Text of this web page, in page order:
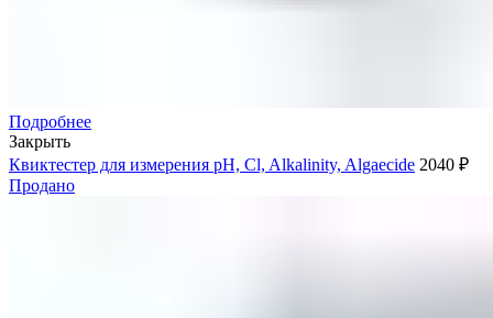
Подробнее
Закрыть
Квиктестер для измерения pH, Cl, Alkalinity, Algaecide 2040 ₽
Продано